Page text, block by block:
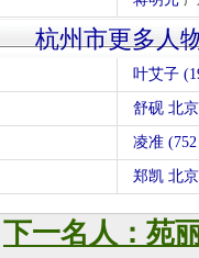
杭州市更多人
叶艾子
舒砚 北
凌准
郑凯 北
下一名人：苑